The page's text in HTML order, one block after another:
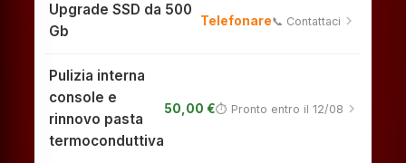
Upgrade SSD da 500
Gb
Telefonare📞 Contattaci chevron_right
Pulizia interna
console e
rinnovo pasta
termoconduttiva
50,00 €⏱ Pronto entro il 12/08 chevron_right